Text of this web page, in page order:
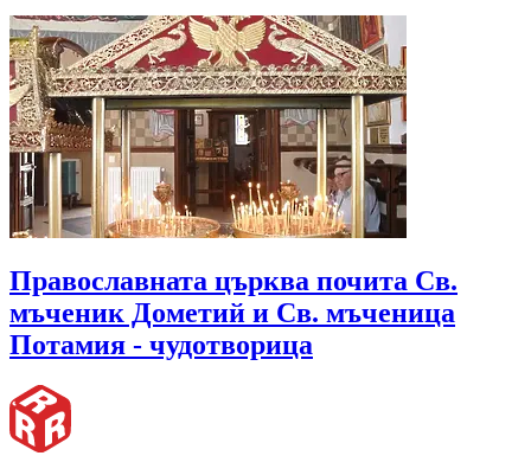
Православната църква почита Св.
мъченик Дометий и Св. мъченица
Потамия - чудотворица